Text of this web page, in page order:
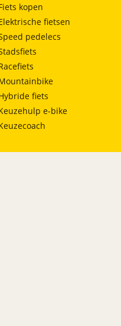
kopen
fietsen
pedelecs
fiets
e-bike